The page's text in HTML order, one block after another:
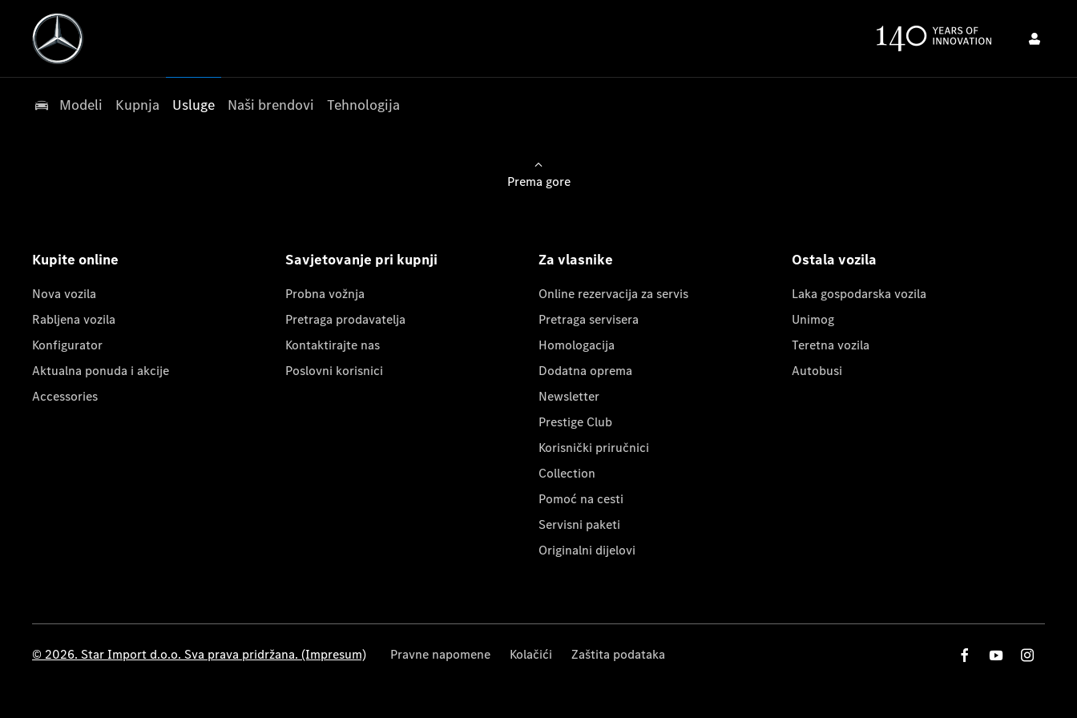
Modeli Kupnja Usluge Naši brendovi Tehnologija
Prema gore
Kupite online
Nova vozila
Rabljena vozila
Konfigurator
Aktualna ponuda i akcije
Accessories
Savjetovanje pri kupnji
Probna vožnja
Pretraga prodavatelja
Kontaktirajte nas
Poslovni korisnici
Za vlasnike
Online rezervacija za servis
Pretraga servisera
Homologacija
Dodatna oprema
Newsletter
Prestige Club
Korisnički priručnici
Collection
Pomoć na cesti
Servisni paketi
Originalni dijelovi
Ostala vozila
Laka gospodarska vozila
Unimog
Teretna vozila
Autobusi
© 2026. Star Import d.o.o. Sva prava pridržana. (Impresum) Pravne napomene Kolačići Zaštita podataka